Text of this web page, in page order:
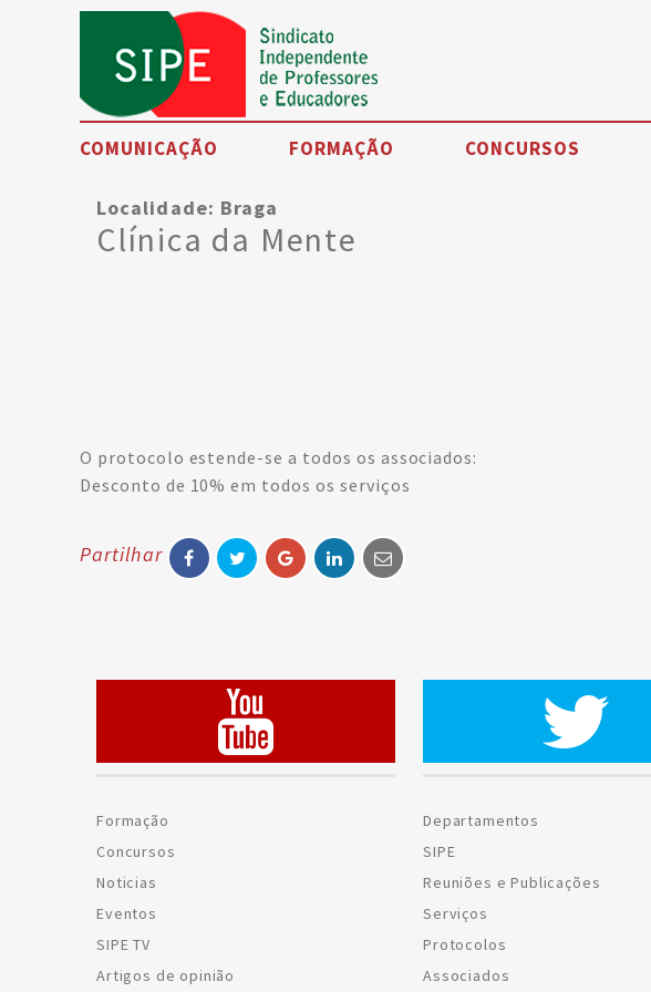
COMUNICAÇÃO
Noticias
Eventos
FORMAÇÃO CONCURSOS
Localidade: Braga
Clínica da Mente
O protocolo estende-se a todos os associados:
Desconto de 10% em todos os serviços
Partilhar
Formação
Concursos
Noticias
Eventos
SIPE TV
Artigos de opinião
Departamentos
SIPE
Reuniões e Publicações
Serviços
Protocolos
Associados